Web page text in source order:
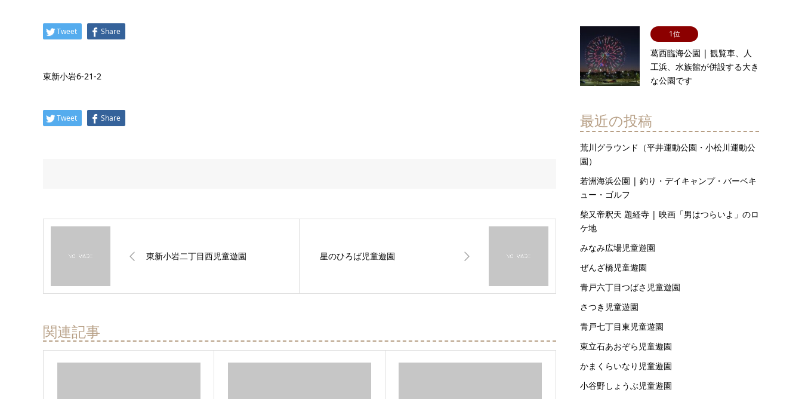
Tweet Share
東新小岩6-21-2
Tweet Share
東新小岩二丁目西児童遊園 星のひろば児童遊園
関連記事
1位
葛西臨海公園 | 観覧車、人
工浜、水族館が併設する大き
な公園です
最近の投稿
荒川グラウンド（平井運動公園・小松川運動公
園）
若洲海浜公園 | 釣り・デイキャンプ・バーベキ
ュー・ゴルフ
柴又帝釈天 題経寺 | 映画「男はつらいよ」のロ
ケ地
みなみ広場児童遊園
ぜんざ橋児童遊園
青戸六丁目つばさ児童遊園
さつき児童遊園
青戸七丁目東児童遊園
東立石あおぞら児童遊園
かまくらいなり児童遊園
小谷野しょうぶ児童遊園